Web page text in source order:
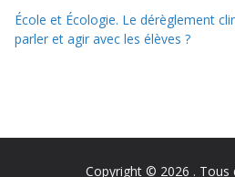
École et Écologie. Le dérèglement
parler et agir avec les élèves ?
Copyright © 2026 . Tous